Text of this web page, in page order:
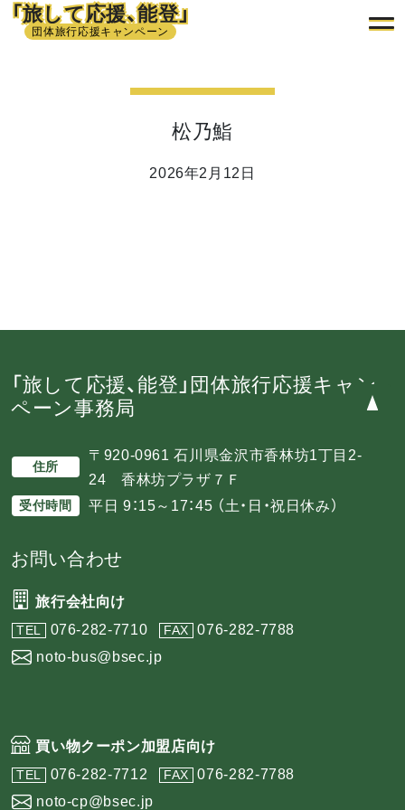
「旅して応援、能登」
団体旅行応援キャンペーン
松乃鮨
2026年2月12日
「旅して応援、能登」団体旅行応援キャン
ペーン事務局
住所
〒920-0961 石川県金沢市香林坊1丁目2-
24 香林坊プラザ７Ｆ
受付時間 平日 9：15～17：45 （土・日・祝日休み）
お問い合わせ
旅行会社向け
TEL 076-282-7710 FAX
076-282-7788
noto-bus@bsec.jp
買い物クーポン加盟店向け
TEL 076-282-7712 FAX
076-282-7788
noto-cp@bsec.jp